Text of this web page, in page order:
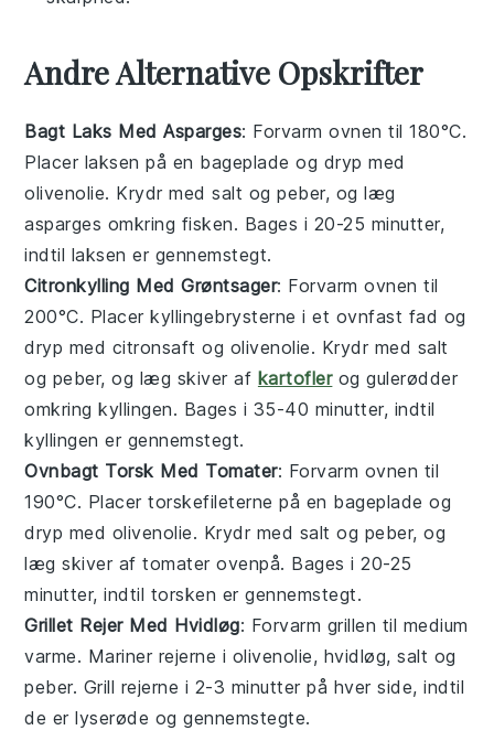
Andre Alternative Opskrifter
Bagt Laks Med Asparges: Forvarm ovnen til 180°C.
Placer laksen på en bageplade og dryp med
olivenolie. Krydr med salt og peber, og læg
asparges omkring fisken. Bages i 20-25 minutter,
indtil laksen er gennemstegt.
Citronkylling Med Grøntsager: Forvarm ovnen til
200°C. Placer kyllingebrysterne i et ovnfast fad og
dryp med citronsaft og olivenolie. Krydr med salt
og peber, og læg skiver af kartoflerog gulerødder
omkring kyllingen. Bages i 35-40 minutter, indtil
kyllingen er gennemstegt.
Ovnbagt Torsk Med Tomater: Forvarm ovnen til
190°C. Placer torskefileterne på en bageplade og
dryp med olivenolie. Krydr med salt og peber, og
læg skiver af tomater ovenpå. Bages i 20-25
minutter, indtil torsken er gennemstegt.
Grillet Rejer Med Hvidløg: Forvarm grillen til medium
varme. Mariner rejerne i olivenolie, hvidløg, salt og
peber. Grill rejerne i 2-3 minutter på hver side, indtil
de er lyserøde og gennemstegte.